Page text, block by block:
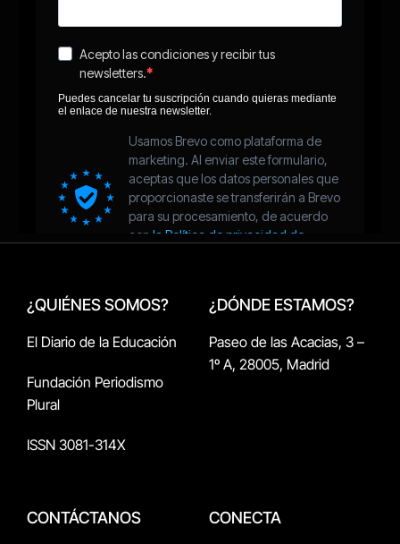
¿QUIÉNES SOMOS?
El Diario de la Educación
Fundación Periodismo
Plural
ISSN 3081-314X
¿DÓNDE ESTAMOS?
Paseo de las Acacias, 3 –
1º A, 28005, Madrid
CONTÁCTANOS CONECTA